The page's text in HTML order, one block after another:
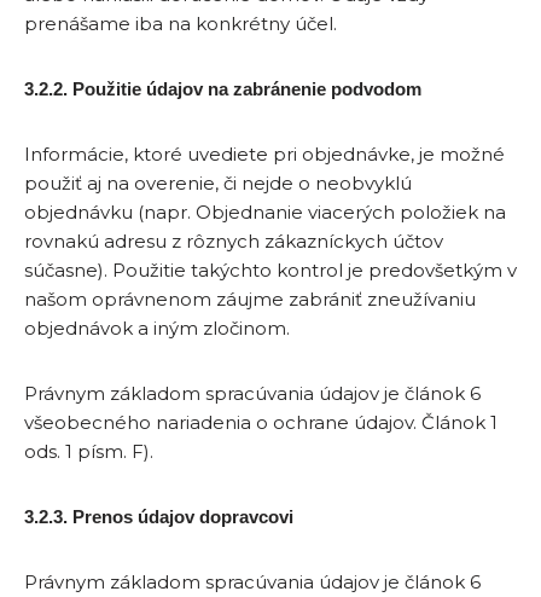
prenášame iba na konkrétny účel.
3.2.2. Použitie údajov na zabránenie podvodom
Informácie, ktoré uvediete pri objednávke, je možné
použiť aj na overenie, či nejde o neobvyklú
objednávku (napr. Objednanie viacerých položiek na
rovnakú adresu z rôznych zákazníckych účtov
súčasne). Použitie takýchto kontrol je predovšetkým v
našom oprávnenom záujme zabrániť zneužívaniu
objednávok a iným zločinom.
Právnym základom spracúvania údajov je článok 6
všeobecného nariadenia o ochrane údajov. Článok 1
ods. 1 písm. F).
3.2.3. Prenos údajov dopravcovi
Právnym základom spracúvania údajov je článok 6